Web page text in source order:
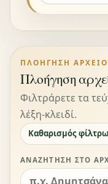
ΠΛΟΉΓΗΣΗ
Πλοήγηση
Φιλτράρετε τα
λέξη-κλειδί.
Καθαρισμός
ΑΝΑΖΉΤΗΣΗ ΣΤΟ